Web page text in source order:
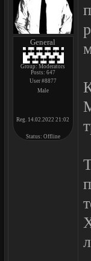
General
Group: Moderators
Posts: 647
User #8877
Male
Reg. 14.02.2022 21:02
Status: Offline